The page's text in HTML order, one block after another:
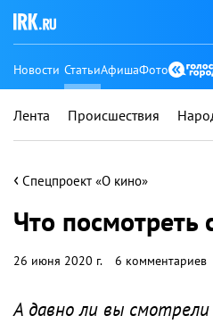
Новости СтатьиАфишаФото
Лента Происшествия
‹ Спецпроект «О кино»
Что посмотреть
26 июня 2020 г. 6 комментариев
А давно ли вы